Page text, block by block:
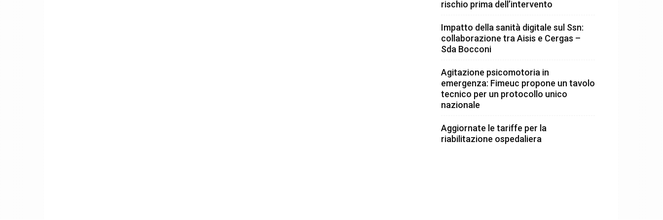
rischio prima dell’intervento
Impatto della sanità digitale sul Ssn:
collaborazione tra Aisis e Cergas –
Sda Bocconi
Agitazione psicomotoria in
emergenza: Fimeuc propone un tavolo
tecnico per un protocollo unico
nazionale
Aggiornate le tariffe per la
riabilitazione ospedaliera